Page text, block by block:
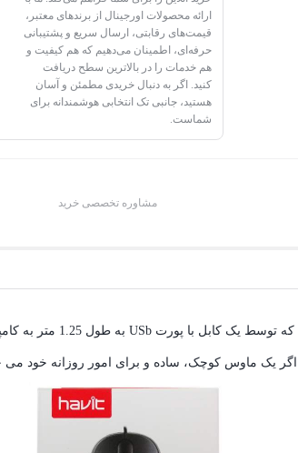
ارائه محصولات اورجینال از برندهای معتبر،
قیمت‌های رقابتی، ارسال سریع و پشتیبانی
حرفه‌ای، اطمینان می‌دهیم که هم کیفیت و
هم خدمات را در بالاترین سطح دریافت
کنید. اگر به دنبال خریدی مطمئن و آسان
هستید، جانبی تک انتخابی هوشمندانه برای
شماست.
مشاوره تخصصی خرید